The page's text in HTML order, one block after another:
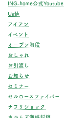
ING-home公式Youtube
Ua値
アイアン
イベント
オープン階段
おしゃれ
お引渡し
お知らせ
セミナー
セルロースファイバー
ナフサショック
ホルムズ海峡封鎖